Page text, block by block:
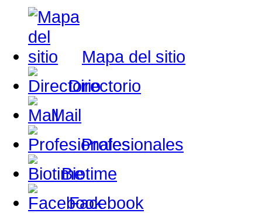
Mapa del sitio
Directorio
Mail
Profesionales
Biotime
Facebook